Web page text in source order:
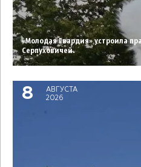
«Молодая Гвардия» устроила
Серпуховичей.
8
АВГУСТА
2026